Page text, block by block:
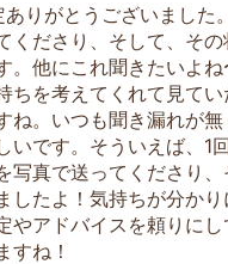
りがとうございました
くださり、そして、その
。他にこれ聞きたいよね
ちを考えてくれて見てい
ね。いつも聞き漏れが
いです。そういえば、1
写真で送ってくださり、
したよ！気持ちが分か
やアドバイスを頼りにし
すね！